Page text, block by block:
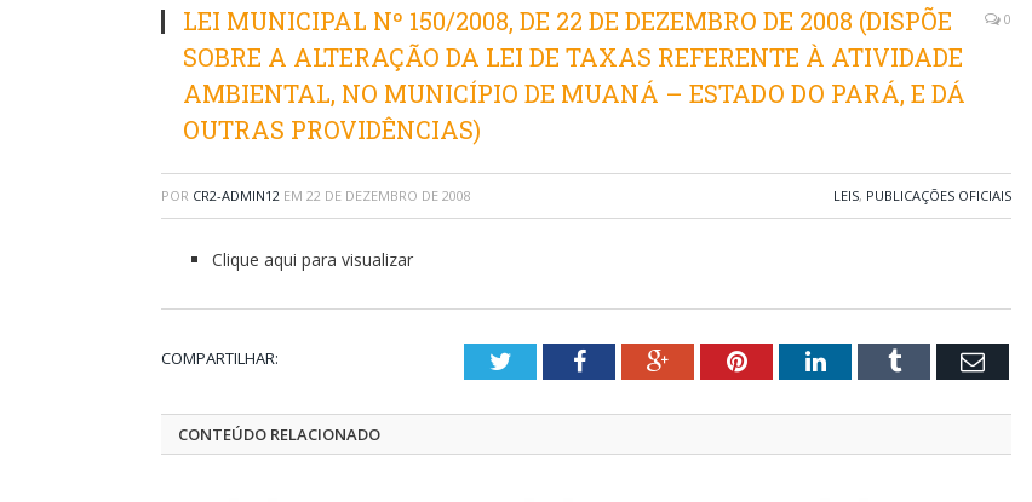
LEI MUNICIPAL Nº 150/2008, DE 22 DE DEZEMBRO DE 2008 (DISPÕE
SOBRE A ALTERAÇÃO DA LEI DE TAXAS REFERENTE À ATIVIDADE
AMBIENTAL, NO MUNICÍPIO DE MUANÁ – ESTADO DO PARÁ, E DÁ
OUTRAS PROVIDÊNCIAS)
0
POR CR2-ADMIN12 EM 22 DE DEZEMBRO DE 2008 LEIS, PUBLICAÇÕES OFICIAIS
Clique aqui para visualizar
COMPARTILHAR: TwitterFacebookGoogle+PinterestLinkedInTumblr Email
CONTEÚDO RELACIONADO